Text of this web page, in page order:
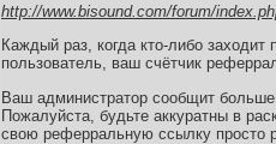
http://www.bisound.com/forum/
Каждый раз, когда кто-либо
пользователь, ваш счётчик
Ваш администратор сообщит
Пожалуйста, будьте аккуратны в
свою реферральную ссылку просто